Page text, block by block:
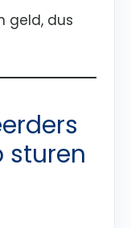
geld, dus
sturen